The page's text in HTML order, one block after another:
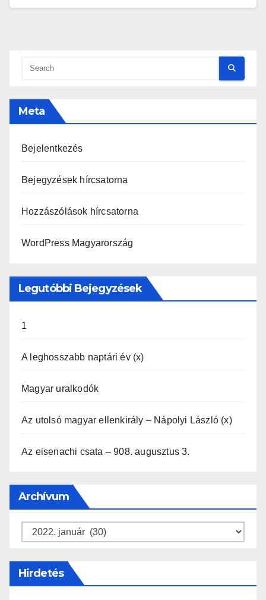
Meta
Bejelentkezés
Bejegyzések hírcsatorna
Hozzászólások hírcsatorna
WordPress Magyarország
Legutóbbi Bejegyzések
1
A leghosszabb naptári év (x)
Magyar uralkodók
Az utolsó magyar ellenkirály – Nápolyi László (x)
Az eisenachi csata – 908. augusztus 3.
Archívum
Archívum
Hirdetés